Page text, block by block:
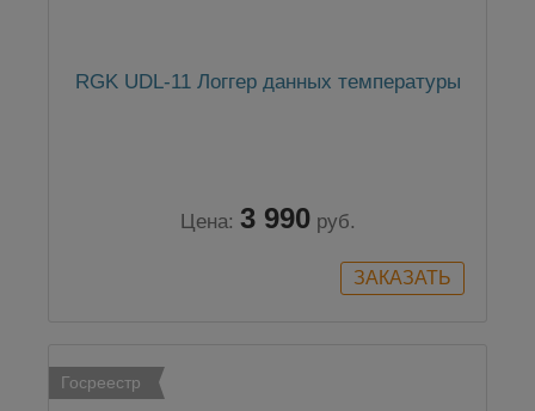
RGK UDL-11 Логгер данных температуры
Цена: 3 990 руб.
Госреестр